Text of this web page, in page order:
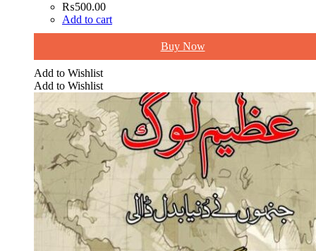
₨500.00
Add to cart
Buy Now
Add to Wishlist
Add to Wishlist